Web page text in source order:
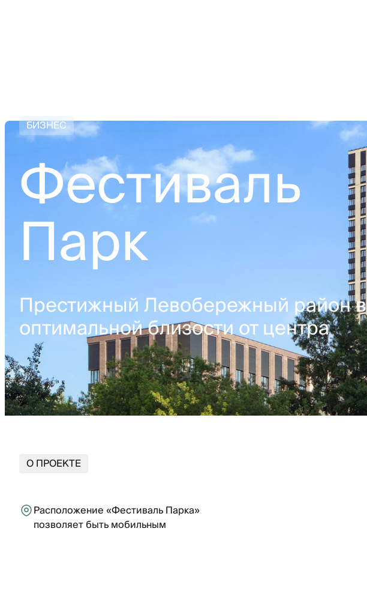
БИЗНЕС
Фестиваль
Парк
Престижный Левобережный район в
оптимальной близости от центра
О ПРОЕКТЕ
Расположение «Фестиваль Парка»
позволяет быть мобильным